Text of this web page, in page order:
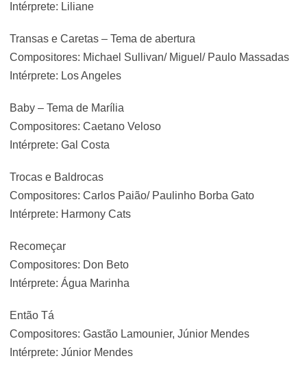
Intérprete: Liliane
Transas e Caretas – Tema de abertura
Compositores: Michael Sullivan/ Miguel/ Paulo Massadas
Intérprete: Los Angeles
Baby – Tema de Marília
Compositores: Caetano Veloso
Intérprete: Gal Costa
Trocas e Baldrocas
Compositores: Carlos Paião/ Paulinho Borba Gato
Intérprete: Harmony Cats
Recomeçar
Compositores: Don Beto
Intérprete: Água Marinha
Então Tá
Compositores: Gastão Lamounier, Júnior Mendes
Intérprete: Júnior Mendes